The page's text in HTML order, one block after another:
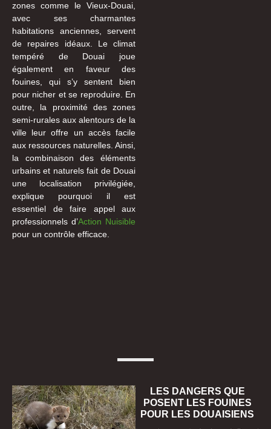
zones comme le Vieux-Douai,
avec ses charmantes
habitations anciennes, servent
de repaires idéaux. Le climat
tempéré de Douai joue
également en faveur des
fouines, qui s’y sentent bien
pour nicher et se reproduire. En
outre, la proximité des zones
semi-rurales aux alentours de la
ville leur offre un accès facile
aux ressources naturelles. Ainsi,
la combinaison des éléments
urbains et naturels fait de Douai
une localisation privilégiée,
explique pourquoi il est
essentiel de faire appel aux
professionnels d’Action Nuisible
pour un contrôle efficace.
LES DANGERS QUE
POSENT LES FOUINES
POUR LES DOUAISIENS